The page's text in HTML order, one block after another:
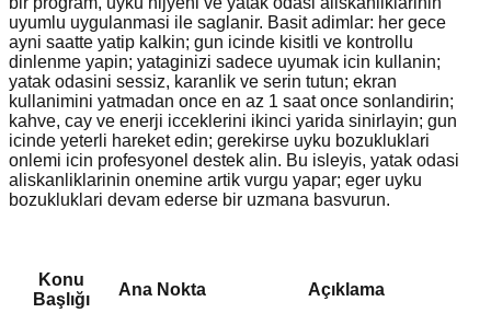
uyumlu uygulanmasi ile saglanir. Basit adimlar: her gece
ayni saatte yatip kalkin; gun icinde kisitli ve kontrollu
dinlenme yapin; yataginizi sadece uyumak icin kullanin;
yatak odasini sessiz, karanlik ve serin tutun; ekran
kullanimini yatmadan once en az 1 saat once sonlandirin;
kahve, cay ve enerji icceklerini ikinci yarida sinirlayin; gun
icinde yeterli hareket edin; gerekirse uyku bozukluklari
onlemi icin profesyonel destek alin. Bu isleyis, yatak odasi
aliskanliklarinin onemine artik vurgu yapar; eger uyku
bozukluklari devam ederse bir uzmana basvurun.
Konu
Başlığı
Ana Nokta Açıklama